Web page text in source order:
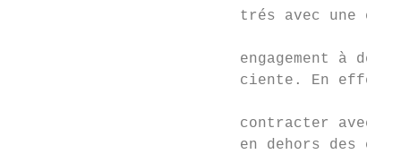
trés avec une
engagement à
ciente. En
contracter avec
en dehors des